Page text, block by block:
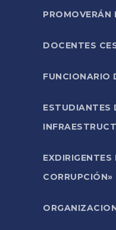
PROMOVERÁN
DOCENTES
FUNCIONARIO
ESTUDIANTES
CORRUPCIÓN»